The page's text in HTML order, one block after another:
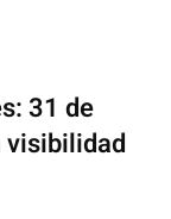
31 de
visibilidad